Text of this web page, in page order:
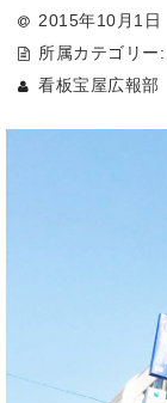
2015年10月1日
所属カテゴリー:
看板宝屋広報部